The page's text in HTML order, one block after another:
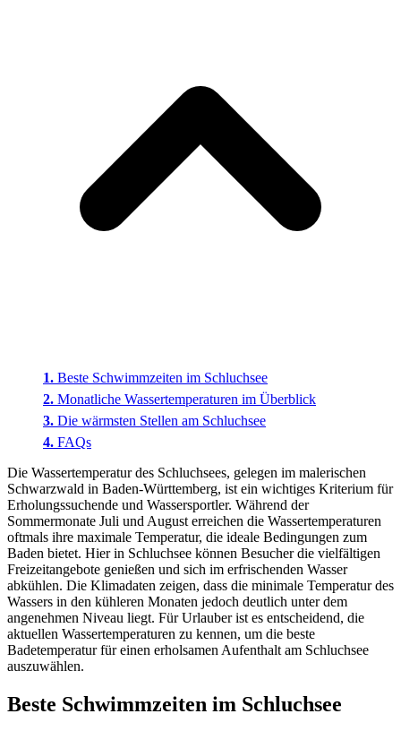
Beste Schwimmzeiten im Schluchsee
Monatliche Wassertemperaturen im Überblick
Die wärmsten Stellen am Schluchsee
FAQs
Die Wassertemperatur des Schluchsees, gelegen im malerischen
Schwarzwald in Baden-Württemberg, ist ein wichtiges Kriterium für
Erholungssuchende und Wassersportler. Während der
Sommermonate Juli und August erreichen die Wassertemperaturen
oftmals ihre maximale Temperatur, die ideale Bedingungen zum
Baden bietet. Hier in Schluchsee können Besucher die vielfältigen
Freizeitangebote genießen und sich im erfrischenden Wasser
abkühlen. Die Klimadaten zeigen, dass die minimale Temperatur des
Wassers in den kühleren Monaten jedoch deutlich unter dem
angenehmen Niveau liegt. Für Urlauber ist es entscheidend, die
aktuellen Wassertemperaturen zu kennen, um die beste
Badetemperatur für einen erholsamen Aufenthalt am Schluchsee
auszuwählen.
Beste Schwimmzeiten im Schluchsee